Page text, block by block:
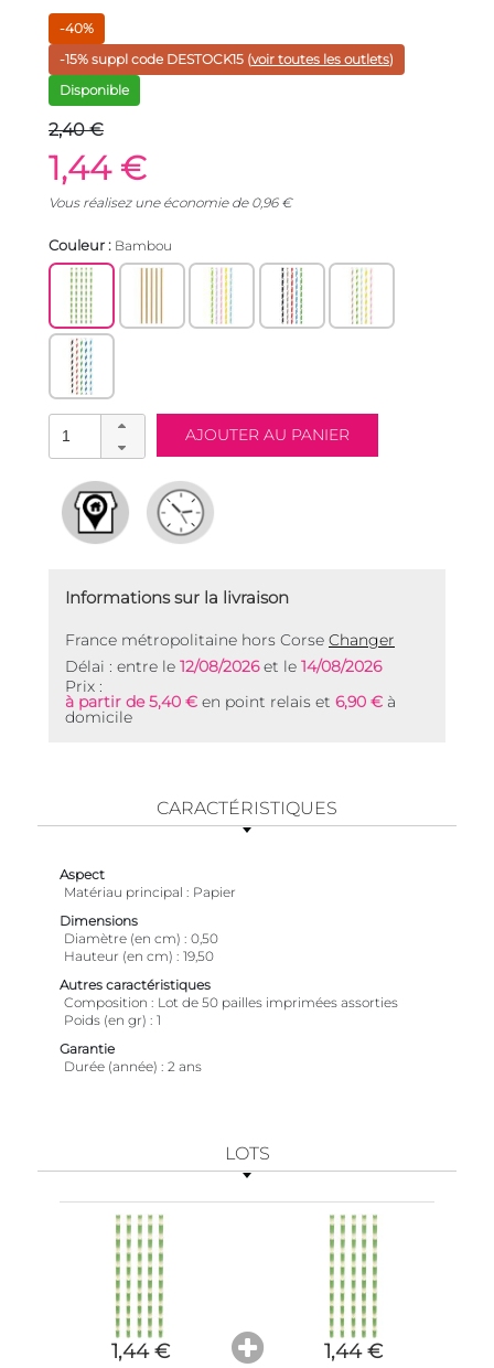
-40%
-15% suppl code DESTOCK15 (voir toutes les outlets)
Disponible
2,40 €
1,44 €
Vous réalisez une économie de 0,96€
Couleur : Bambou
Informations sur la livraison
France métropolitaine hors Corse Changer
Délai : entre le 12/08/2026et le 14/08/2026
Prix :
à partir de 5,40 € en point relais et 6,90 € à
domicile
CARACTÉRISTIQUES
Aspect
Matériau principal
Papier
Dimensions
Diamètre (en cm)
0,50
Hauteur (en cm)
19,50
Autres caractéristiques
Composition
Lot de 50 pailles imprimées assorties
Poids (en gr)
1
Garantie
Durée (année)
2 ans
LOTS
1,44 € 1,44 €